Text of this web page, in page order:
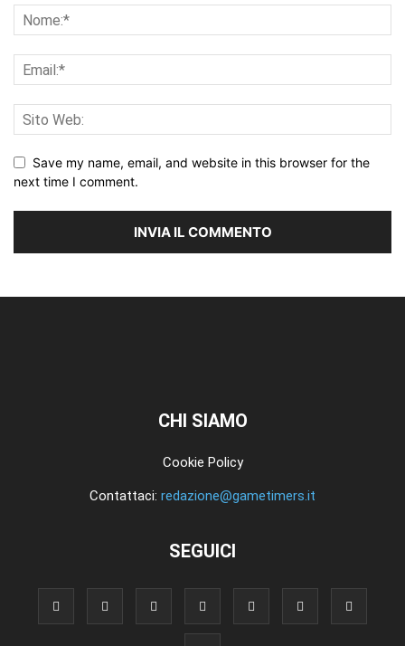
Save my name, email, and website in this browser for the
next time I comment.
CHI SIAMO
Cookie Policy
Contattaci: redazione@gametimers.it
SEGUICI